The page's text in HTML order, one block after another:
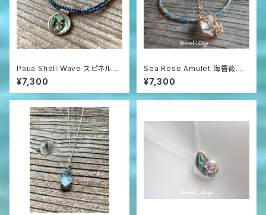
Paua Shell Wave スピネルネ
ックレス sv925
¥7,300
Sea Rose Amulet 海薔薇の
お守り ローズクォーツとアパタ
イトのネックレス
¥7,300